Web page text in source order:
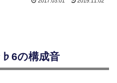
の構成音